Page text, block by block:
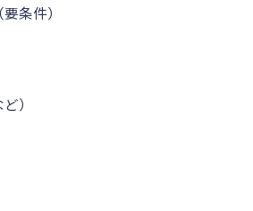
条件）
）